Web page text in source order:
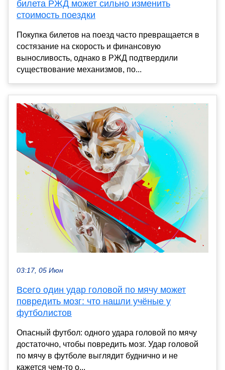
билета РЖД может сильно изменить
стоимость поездки
Покупка билетов на поезд часто превращается в
состязание на скорость и финансовую
выносливость, однако в РЖД подтвердили
существование механизмов, по...
03:17, 05 Июн
Всего один удар головой по мячу может
повредить мозг: что нашли учёные у
футболистов
Опасный футбол: одного удара головой по мячу
достаточно, чтобы повредить мозг. Удар головой
по мячу в футболе выглядит буднично и не
кажется чем-то о...